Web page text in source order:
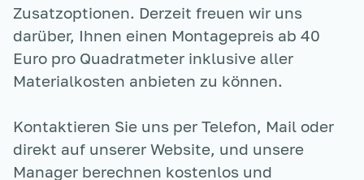
Zusatzoptionen. Derzeit freuen wir uns
darüber, Ihnen einen Montagepreis ab 40
Euro pro Quadratmeter inklusive aller
Materialkosten anbieten zu können.
Kontaktieren Sie uns per Telefon, Mail oder
direkt auf unserer Website, und unsere
Manager berechnen kostenlos und